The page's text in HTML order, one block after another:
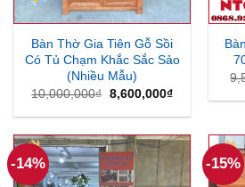
Bàn Thờ Gia Tiên Gỗ Sồi
Có Tủ Chạm Khắc Sắc Sảo
(Nhiều Mẫu)
10,000,000₫ Giá
gốc
là:
8,600,000₫Giá
tại
8,600,000₫.
-14% -15%